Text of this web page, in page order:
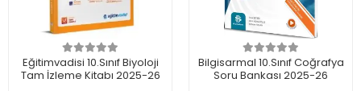
Eğitimvadisi 10.Sınıf Biyoloji
Tam İzleme Kitabı 2025-26
Bilgisarmal 10.Sınıf Coğrafya
Soru Bankası 2025-26